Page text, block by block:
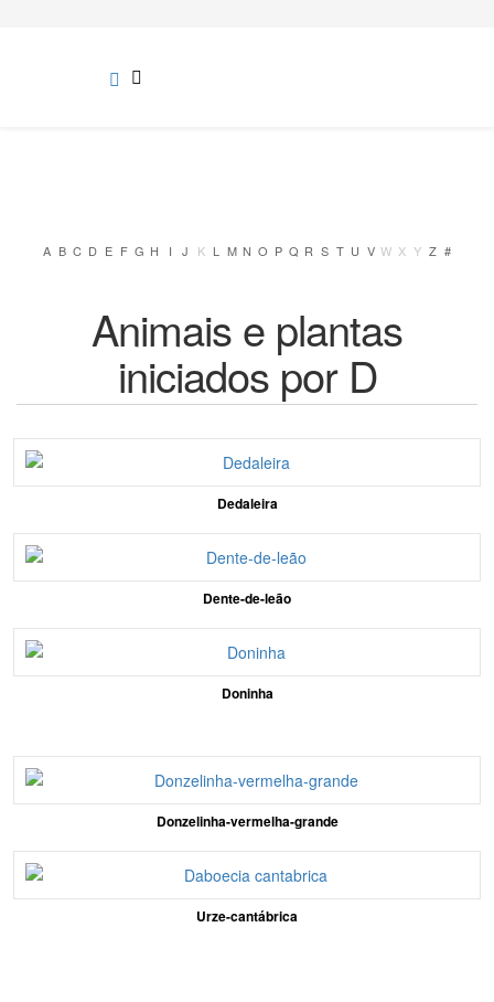
A B C D E F G H I J K L M N O P Q R S T U V W X Y Z #
Animais e plantas
iniciados por D
Dedaleira
Dente-de-leão
Doninha
Donzelinha-vermelha-grande
Urze-cantábrica